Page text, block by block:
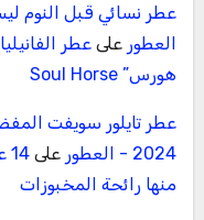
عطر نسائي قبل النوم
العطور على عطر
هورس” Soul Horse
عطر تايلور سويفت
2024 - العطور
على
منها رائحة المخبوزات